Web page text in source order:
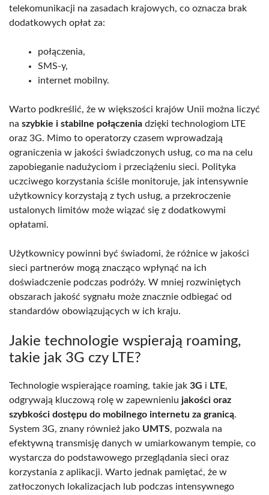
telekomunikacji na zasadach krajowych, co oznacza brak
dodatkowych opłat za:
połączenia,
SMS-y,
internet mobilny.
Warto podkreślić, że w większości krajów Unii można liczyć
na szybkie i stabilne połączenia dzięki technologiom LTE
oraz 3G. Mimo to operatorzy czasem wprowadzają
ograniczenia w jakości świadczonych usług, co ma na celu
zapobieganie nadużyciom i przeciążeniu sieci. Polityka
uczciwego korzystania ściśle monitoruje, jak intensywnie
użytkownicy korzystają z tych usług, a przekroczenie
ustalonych limitów może wiązać się z dodatkowymi
opłatami.
Użytkownicy powinni być świadomi, że różnice w jakości
sieci partnerów mogą znacząco wpłynąć na ich
doświadczenie podczas podróży. W mniej rozwiniętych
obszarach jakość sygnału może znacznie odbiegać od
standardów obowiązujących w ich kraju.
Jakie technologie wspierają roaming,
takie jak 3G czy LTE?
Technologie wspierające roaming, takie jak 3G i LTE,
odgrywają kluczową rolę w zapewnieniu jakości oraz
szybkości dostępu do mobilnego internetu za granicą.
System 3G, znany również jako UMTS, pozwala na
efektywną transmisję danych w umiarkowanym tempie, co
wystarcza do podstawowego przeglądania sieci oraz
korzystania z aplikacji. Warto jednak pamiętać, że w
zatłoczonych lokalizacjach lub podczas intensywnego